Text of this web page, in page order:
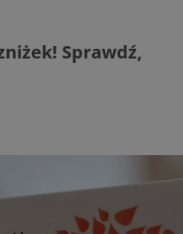
Sprawdź,